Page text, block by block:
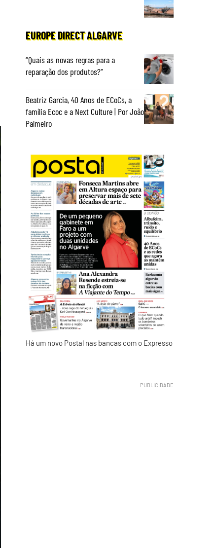
EUROPE DIRECT ALGARVE
“Quais as novas regras para a
reparação dos produtos?”
Beatriz Garcia, 40 Anos de ECoCs, a
família Ecoc e a Next Culture | Por João
Palmeiro
Há um novo Postal nas bancas com o Expresso